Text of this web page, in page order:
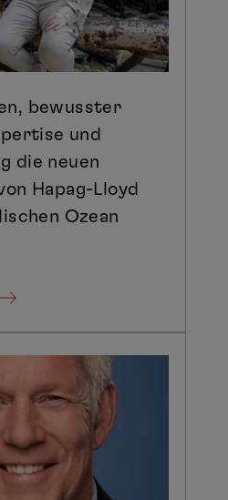
bewusster
und
die neuen
Hapag-Lloyd
Ozean